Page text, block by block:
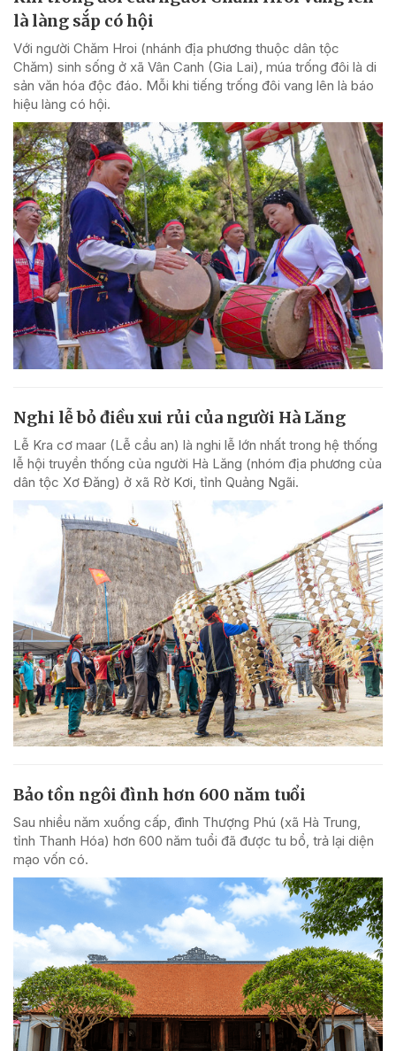
là làng sắp có hội
Với người Chăm Hroi (nhánh địa phương thuộc dân tộc
Chăm) sinh sống ở xã Vân Canh (Gia Lai), múa trống đôi là di
sản văn hóa độc đáo. Mỗi khi tiếng trống đôi vang lên là báo
hiệu làng có hội.
Nghi lễ bỏ điều xui rủi của người Hà Lăng
Lễ Kra cơ maar (Lễ cầu an) là nghi lễ lớn nhất trong hệ thống
lễ hội truyền thống của người Hà Lăng (nhóm địa phương của
dân tộc Xơ Đăng) ở xã Rờ Kơi, tỉnh Quảng Ngãi.
Bảo tồn ngôi đình hơn 600 năm tuổi
Sau nhiều năm xuống cấp, đình Thượng Phú (xã Hà Trung,
tỉnh Thanh Hóa) hơn 600 năm tuổi đã được tu bổ, trả lại diện
mạo vốn có.